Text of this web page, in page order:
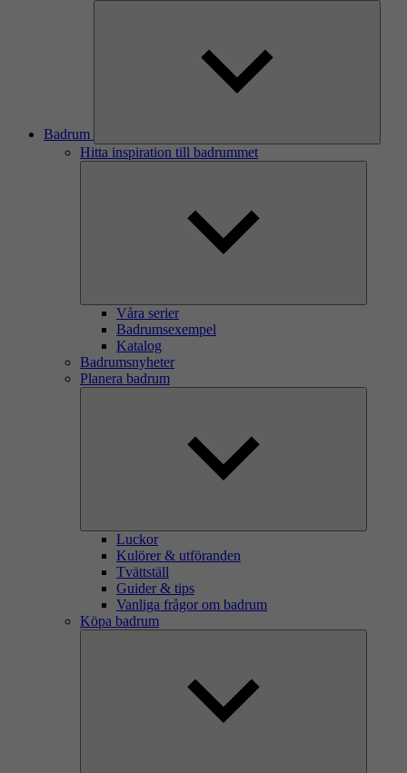
Badrum
Hitta inspiration till badrummet
Våra serier
Badrumsexempel
Katalog
Badrumsnyheter
Planera badrum
Luckor
Kulörer & utföranden
Tvättställ
Guider & tips
Vanliga frågor om badrum
Köpa badrum